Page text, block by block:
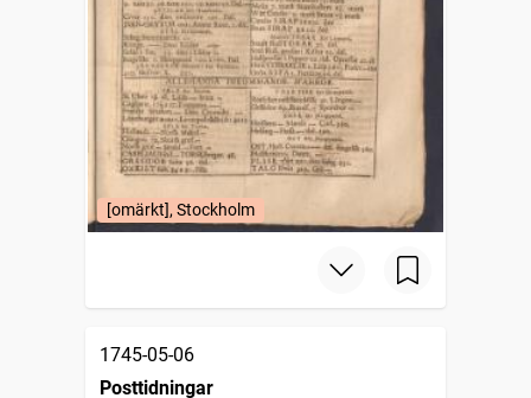
[omärkt], Stockholm
1745-05-06
Posttidningar